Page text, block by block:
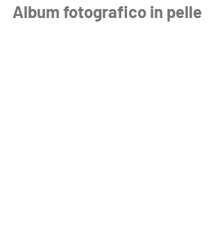
Album fotografico in pelle